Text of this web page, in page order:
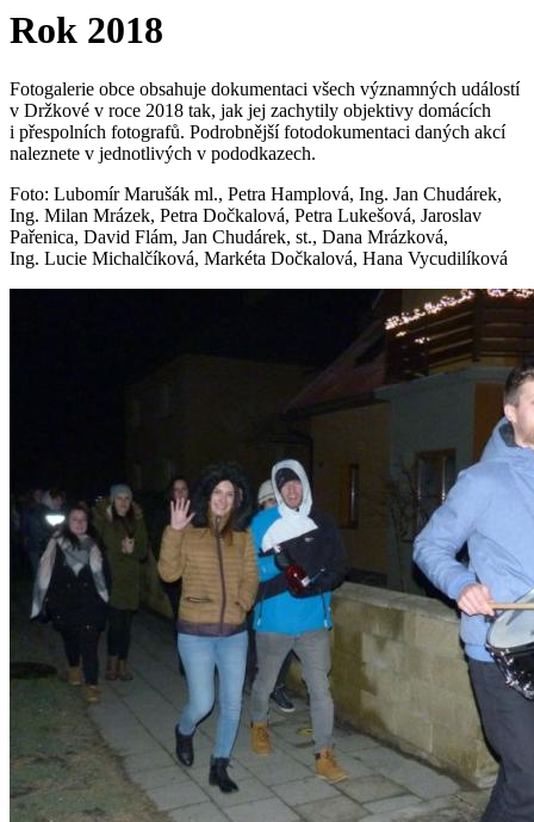
Rok 2018
Fotogalerie obce obsahuje dokumentaci všech významných událostí
v Držkové v roce 2018 tak, jak jej zachytily objektivy domácích
i přespolních fotografů. Podrobnější fotodokumentaci daných akcí
naleznete v jednotlivých v pododkazech.
Foto: Lubomír Marušák ml., Petra Hamplová, Ing. Jan Chudárek,
Ing. Milan Mrázek, Petra Dočkalová, Petra Lukešová, Jaroslav
Pařenica, David Flám, Jan Chudárek, st., Dana Mrázková,
Ing. Lucie Michalčíková, Markéta Dočkalová, Hana Vycudilíková